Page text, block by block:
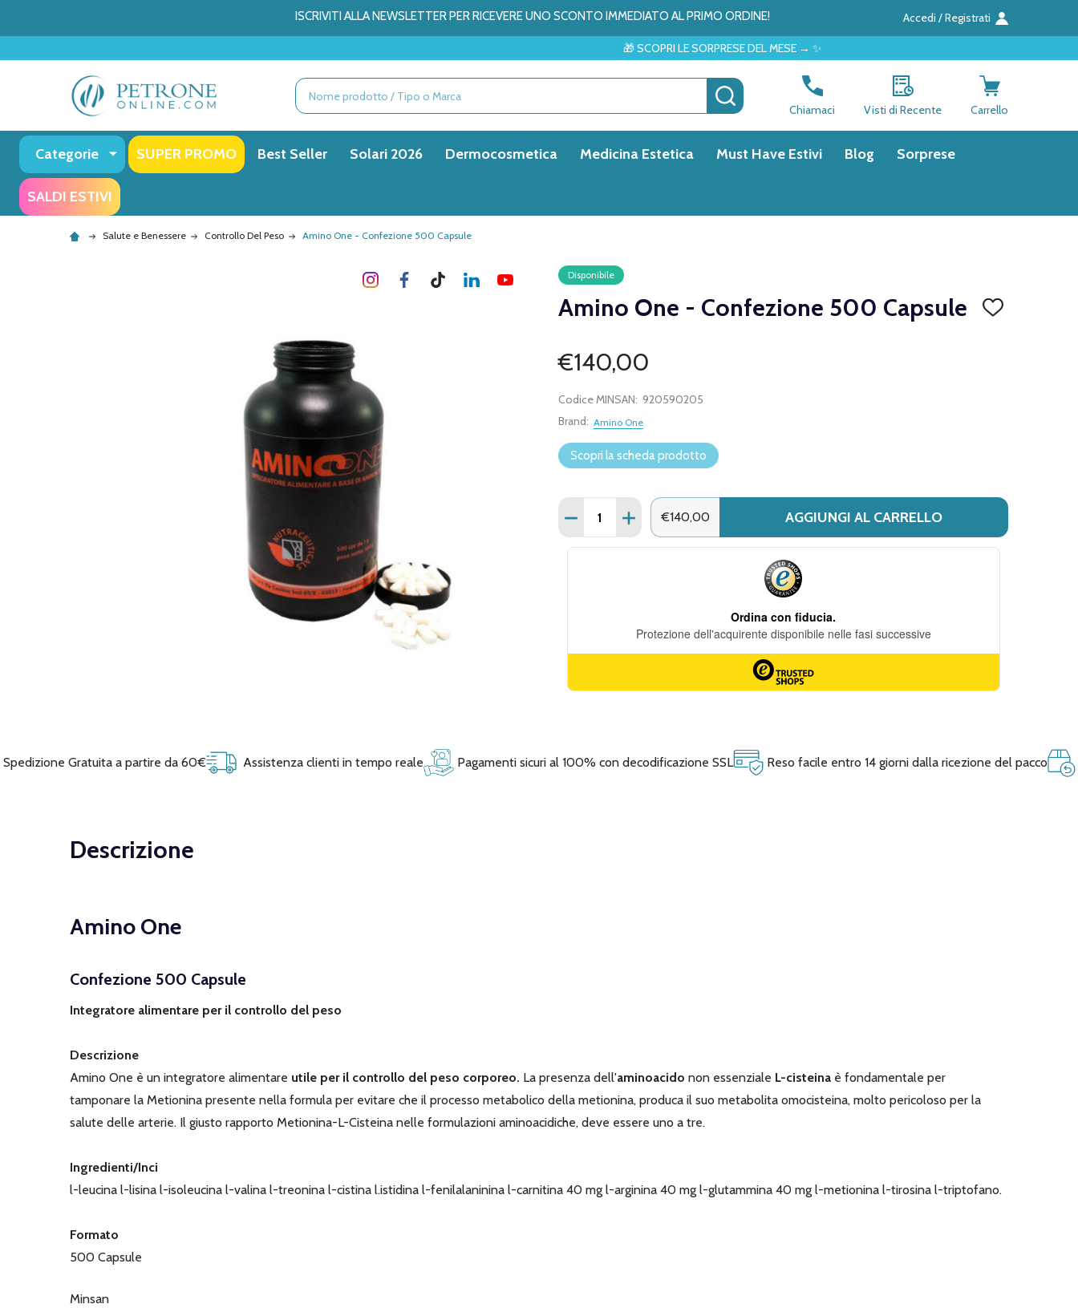
ISCRIVITI ALLA NEWSLETTER PER RICEVERE UNO SCONTO IMMEDIATO AL PRIMO ORDINE! Accedi / Registrati
🎁 SCOPRI LE SORPRESE DEL MESE → ✨
Ricerca CERCA
Chiamaci Visti di Recente Carrello
Categorie SUPER PROMO Best Seller Solari 2026 Dermocosmetica Medicina Estetica Must Have Estivi Blog Sorprese
SALDI ESTIVI
Salute e Benessere Controllo Del Peso Amino One - Confezione 500 Capsule
Disponibile
Amino One - Confezione 500 Capsule
AGGIUNGI
€140,00
Codice MINSAN: 920590205
Brand: Amino One
Scopri la scheda prodotto
Quantità:
DIMINUISCI QUANTITÀ DI AMINO ONE - CONFEZIONE 500 CAPSULE
AUMENTA QUANTITÀ DI AMINO ONE - CONFEZIONE 500 CAPSULE
€140,00 AGGIUNGI AL CARRELLO
Spedizione Gratuita a partire da 60€ Assistenza clienti in tempo reale Pagamenti sicuri al 100% con decodificazione SSL Reso facile entro 14 giorni dalla ricezione del pacco
Descrizione
Amino One
Confezione 500 Capsule
Integratore alimentare per il controllo del peso
Descrizione
Amino One è un integratore alimentare utile per il controllo del peso corporeo. La presenza dell'aminoacido non essenziale L-cisteina è fondamentale per
tamponare la Metionina presente nella formula per evitare che il processo metabolico della metionina, produca il suo metabolita omocisteina, molto pericoloso per la
salute delle arterie. Il giusto rapporto Metionina-L-Cisteina nelle formulazioni aminoacidiche, deve essere uno a tre.
Ingredienti/Inci
l-leucina l-lisina l-isoleucina l-valina l-treonina l-cistina l.istidina l-fenilalaninina l-carnitina 40 mg l-arginina 40 mg l-glutammina 40 mg l-metionina l-tirosina l-triptofano.
Formato
500 Capsule
Minsan